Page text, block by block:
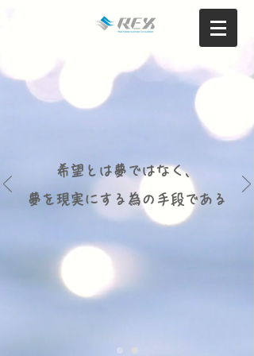
​希望とは夢ではなく、
夢を現実にする為の手段である